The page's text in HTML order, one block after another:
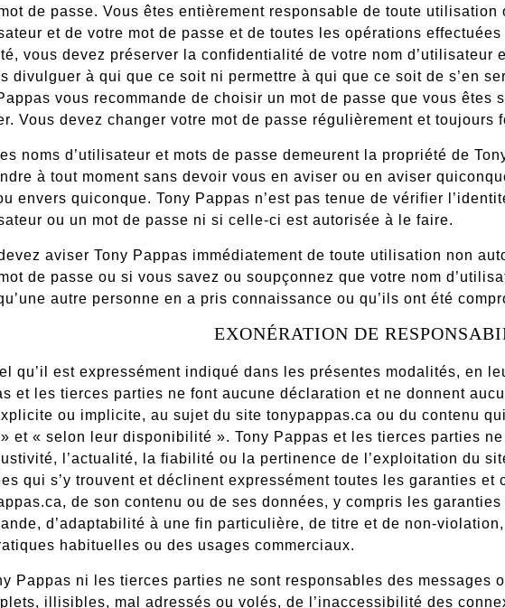
de passe. Vous êtes entièrement responsable de toute
et de votre mot de passe et de toutes les opérations
vous devez préserver la confidentialité de votre nom d’utilisateur
divulguer à qui que ce soit ni permettre à qui que ce soit de s’en
vous recommande de choisir un mot de passe que vous êtes
Vous devez changer votre mot de passe régulièrement et
noms d’utilisateur et mots de passe demeurent la propriété de
à tout moment sans devoir vous en aviser ou en aviser
envers quiconque. Tony Pappas n’est pas tenue de vérifier
ou un mot de passe ni si celle-ci est autorisée à le faire.
aviser Tony Pappas immédiatement de toute utilisation non
de passe ou si vous savez ou soupçonnez que votre nom
autre personne en a pris connaissance ou qu’ils ont été
EXONÉRATION DE
qu’il est expressément indiqué dans les présentes modalités, en
et les tierces parties ne font aucune déclaration et ne donnent
ou implicite, au sujet du site tonypappas.ca ou du contenu
et « selon leur disponibilité ». Tony Pappas et les tierces parties
l’actualité, la fiabilité ou la pertinence de l’exploitation du
qui s’y trouvent et déclinent expressément toutes les garanties et
de son contenu ou de ses données, y compris les
d’adaptabilité à une fin particulière, de titre et de non-
habituelles ou des usages commerciaux.
Pappas ni les tierces parties ne sont responsables des messages
illisibles, mal adressés ou volés, de l’inaccessibilité des